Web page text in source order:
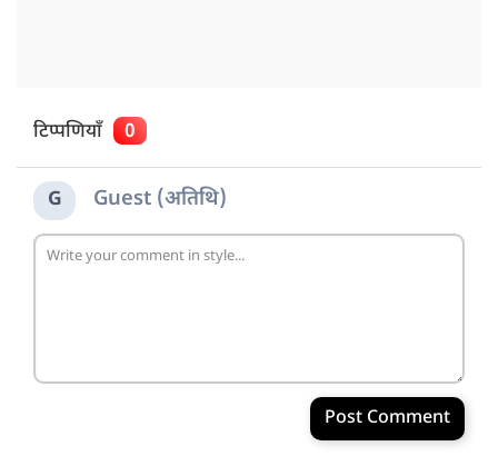
टिप्पणियाँ 0
G Guest (अतिथि)
Post Comment